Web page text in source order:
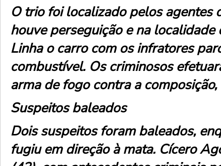
O trio foi localizado pelos agentes
houve perseguição e na localidade
Linha o carro com os infratores
combustível. Os criminosos
arma de fogo contra a
Suspeitos baleados
Dois suspeitos foram baleados,
fugiu em direção à mata. Cícero